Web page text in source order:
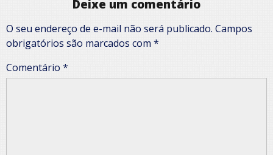
Deixe um comentário
O seu endereço de e-mail não será publicado. Campos
obrigatórios são marcados com *
Comentário *